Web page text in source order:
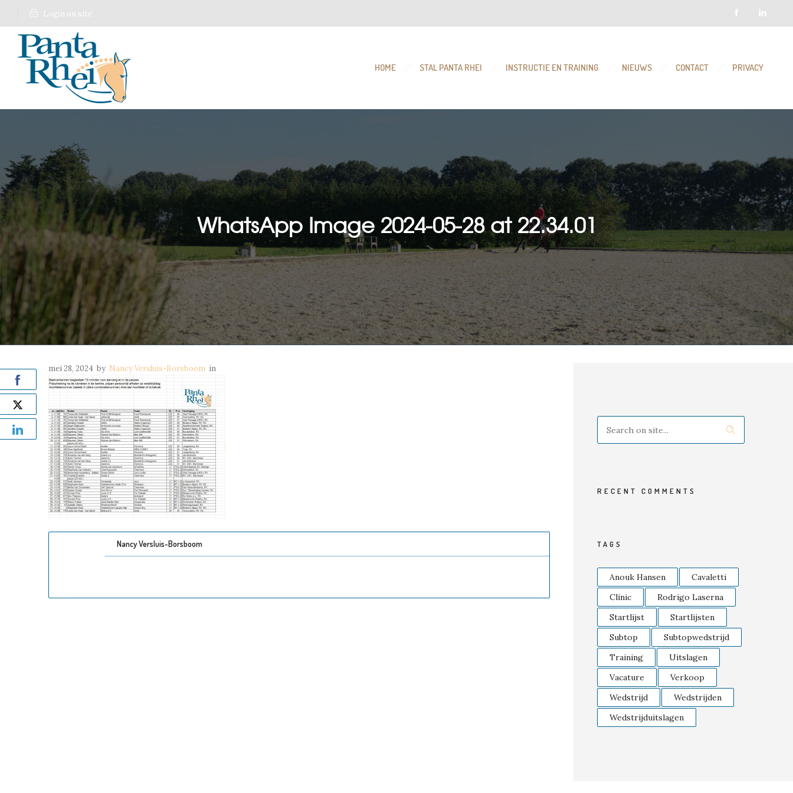
Login on site
HOME STAL PANTA RHEI INSTRUCTIE EN TRAINING NIEUWS CONTACT PRIVACY
WhatsApp Image 2024-05-28 at 22.34.01
mei 28, 2024 by Nancy Versluis-Borsboom in
Nancy Versluis-Borsboom
RECENT COMMENTS
TAGS
Anouk Hansen
Cavaletti
Clinic
Rodrigo Laserna
Startlijst
Startlijsten
Subtop
Subtopwedstrijd
Training
Uitslagen
Vacature
Verkoop
Wedstrijd
Wedstrijden
Wedstrijduitslagen